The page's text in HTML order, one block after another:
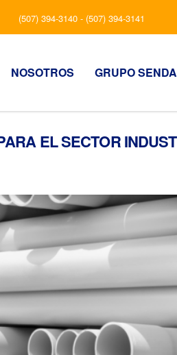
(507) 394-3140 - (507) 394-3141
NOSOTROS GRUPO SENDA
EL SECTOR